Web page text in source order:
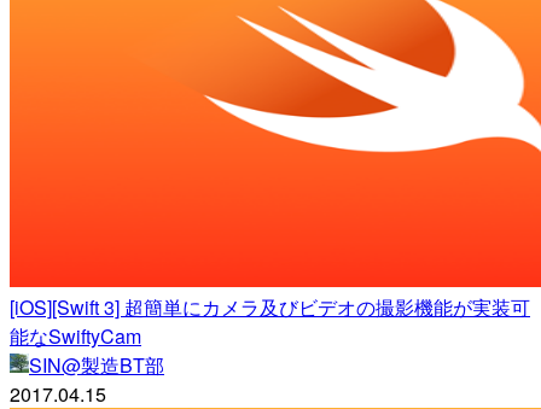
[iOS][Swift 3] 超簡単にカメラ及びビデオの撮影機能が実装可
能なSwiftyCam
SIN@製造BT部
2017.04.15